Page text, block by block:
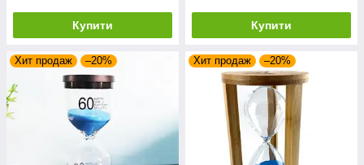
Купити Купити
Хит продаж –20% Хит продаж –20%